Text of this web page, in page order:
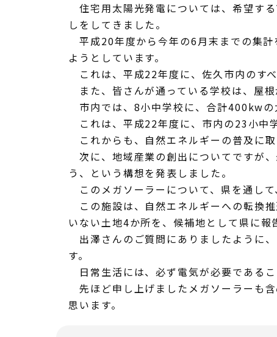
住宅用太陽光発電については、希望す
しをしてきました。
平成20年度から今年の6月末までの集
ようとしています。
これは、平成22年度に、佐久市内のす
また、皆さんが通っている学校は、屋
市内では、8小中学校に、合計400kwの
これは、平成22年度に、市内の23小中
これからも、自然エネルギーの普及に
次に、地域産業の創出についてですが
う、という構想を発表しました。
このメガソーラーについて、県を通し
この施設は、自然エネルギーへの転換
いない土地4か所を、候補地として県に報
出澤さんのご質問にありましたように
す。
日常生活には、必ず電気が必要である
先ほど申し上げましたメガソーラーも
思います。